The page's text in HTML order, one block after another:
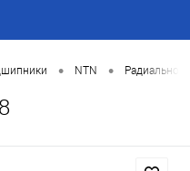
• NTN • Радиально-